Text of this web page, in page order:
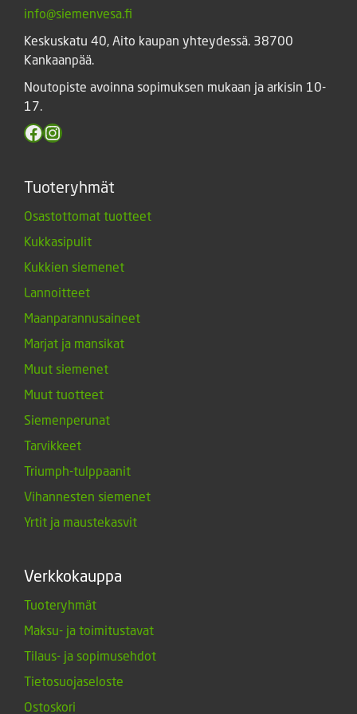
info@siemenvesa.fi
Keskuskatu 40, Aito kaupan yhteydessä. 38700
Kankaanpää.
Noutopiste avoinna sopimuksen mukaan ja arkisin 10-
17.
Facebook
Instagram
Tuoteryhmät
Osastottomat tuotteet
Kukkasipulit
Kukkien siemenet
Lannoitteet
Maanparannusaineet
Marjat ja mansikat
Muut siemenet
Muut tuotteet
Siemenperunat
Tarvikkeet
Triumph-tulppaanit
Vihannesten siemenet
Yrtit ja maustekasvit
Verkkokauppa
Tuoteryhmät
Maksu- ja toimitustavat
Tilaus- ja sopimusehdot
Tietosuojaseloste
Ostoskori